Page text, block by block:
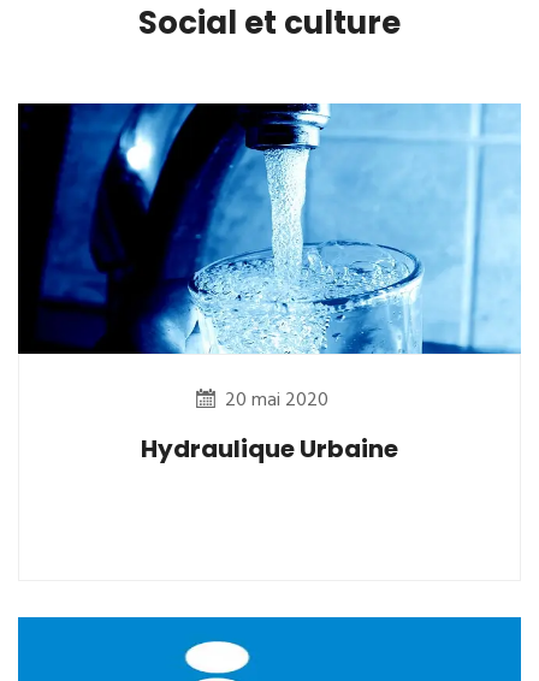
Social et culture
20 mai 2020
Hydraulique Urbaine